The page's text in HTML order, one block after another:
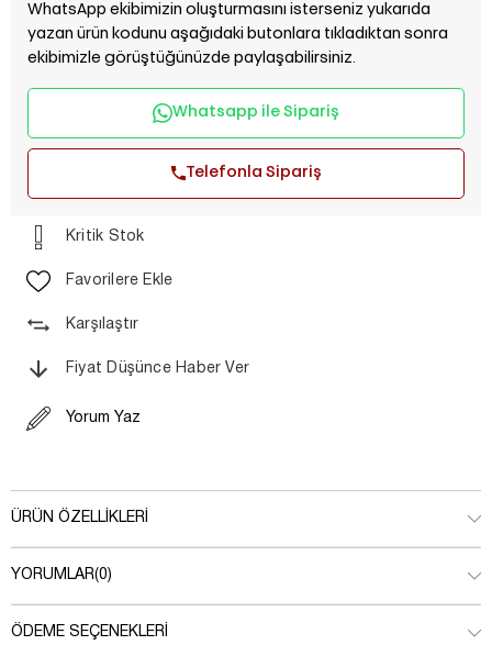
WhatsApp ekibimizin oluşturmasını isterseniz yukarıda
yazan ürün kodunu aşağıdaki butonlara tıkladıktan sonra
ekibimizle görüştüğünüzde paylaşabilirsiniz.
Whatsapp ile Sipariş
Telefonla Sipariş
Kritik Stok
Favorilere Ekle
Karşılaştır
Fiyat Düşünce Haber Ver
Yorum Yaz
ÜRÜN ÖZELLIKLERI
YORUMLAR(0)
ÖDEME SEÇENEKLERI